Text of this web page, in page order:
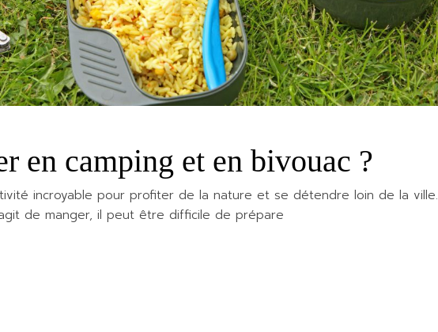
en camping et en bivouac ?
incroyable pour profiter de la nature et se détendre loin de la ville.
de manger, il peut être difficile de prépare